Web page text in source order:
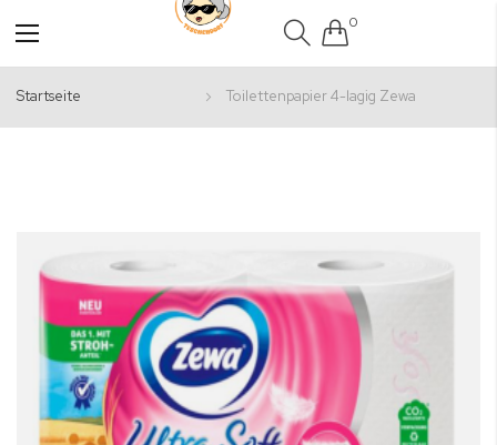
Navigation
umschalten
0
Startseite Toilettenpapier 4-lagig Zewa
Ende
Bildgalerie
springen